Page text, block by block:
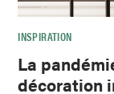
INSPIRATION
La
décoration